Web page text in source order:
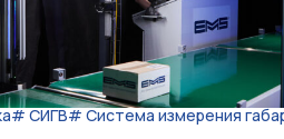
# СИГВ# Система измерения